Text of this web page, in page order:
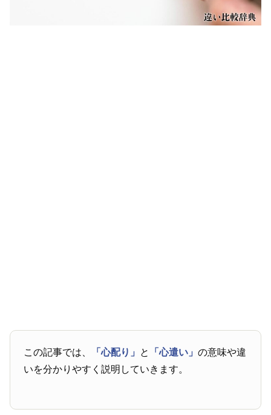
この記事では、 「心配り」 と 「心遣い」の意味や違
いを分かりやすく説明していきます。